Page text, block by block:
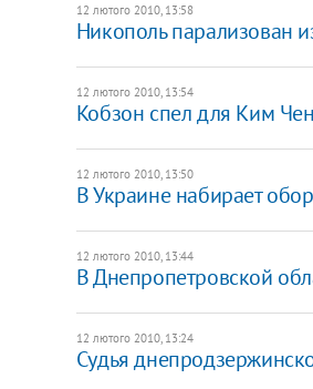
12 лютого 2010, 13:58
Никополь парализован
12 лютого 2010, 13:54
Кобзон спел для Ким
12 лютого 2010, 13:50
В Украине набирает
12 лютого 2010, 13:44
В Днепропетровской
12 лютого 2010, 13:24
Судья